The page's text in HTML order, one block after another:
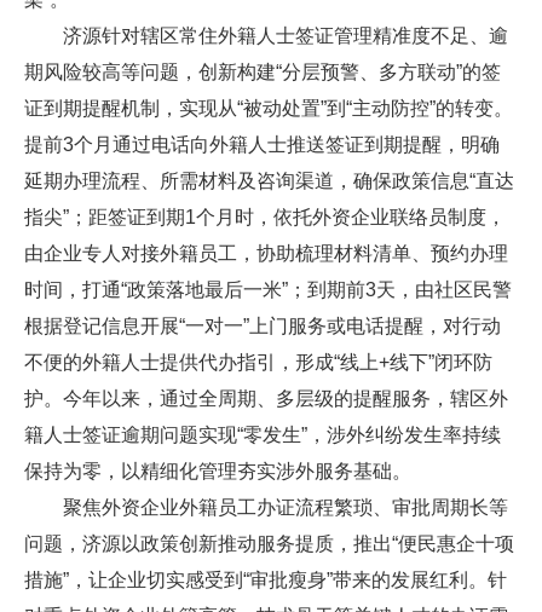
济源针对辖区常住外籍人士签证管理精准度不足、逾
期风险较高等问题，创新构建“分层预警、多方联动”的签
证到期提醒机制，实现从“被动处置”到“主动防控”的转变。
提前3个月通过电话向外籍人士推送签证到期提醒，明确
延期办理流程、所需材料及咨询渠道，确保政策信息“直达
指尖”；距签证到期1个月时，依托外资企业联络员制度，
由企业专人对接外籍员工，协助梳理材料清单、预约办理
时间，打通“政策落地最后一米”；到期前3天，由社区民警
根据登记信息开展“一对一”上门服务或电话提醒，对行动
不便的外籍人士提供代办指引，形成“线上+线下”闭环防
护。今年以来，通过全周期、多层级的提醒服务，辖区外
籍人士签证逾期问题实现“零发生”，涉外纠纷发生率持续
保持为零，以精细化管理夯实涉外服务基础。
聚焦外资企业外籍员工办证流程繁琐、审批周期长等
问题，济源以政策创新推动服务提质，推出“便民惠企十项
措施”，让企业切实感受到“审批瘦身”带来的发展红利。针